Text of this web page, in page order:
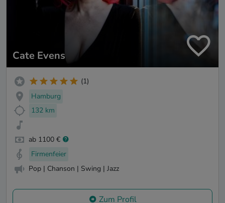
Cate Evens
(1)
Hamburg
132 km
ab 1100 €
Firmenfeier
Pop | Chanson | Swing | Jazz
Zum Profil